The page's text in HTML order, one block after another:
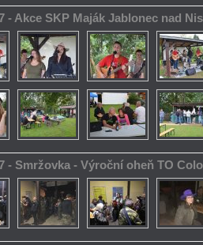
- Akce SKP Maják Jablonec nad
- Smržovka - Výroční oheň TO